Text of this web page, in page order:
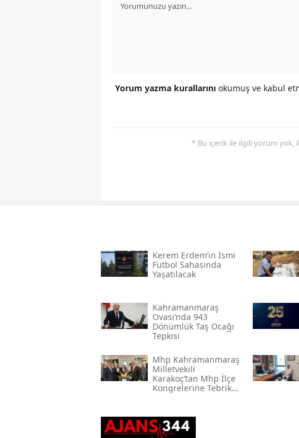
Yorum yazma kurallarını okumuş ve kabul
* Bu içerik ile ilgili yorum yok,
Kerem Erdem’in İsmi
Futbol Sahasında
Yaşatılacak
Kahramanmaraş
Ovası’nda 943
Dönümlük Taş Ocağı
Tepkisi
Mhp Kahramanmaraş
Milletvekili
Karakoç’tan Mhp İlçe
Kongrelerine Tebrik